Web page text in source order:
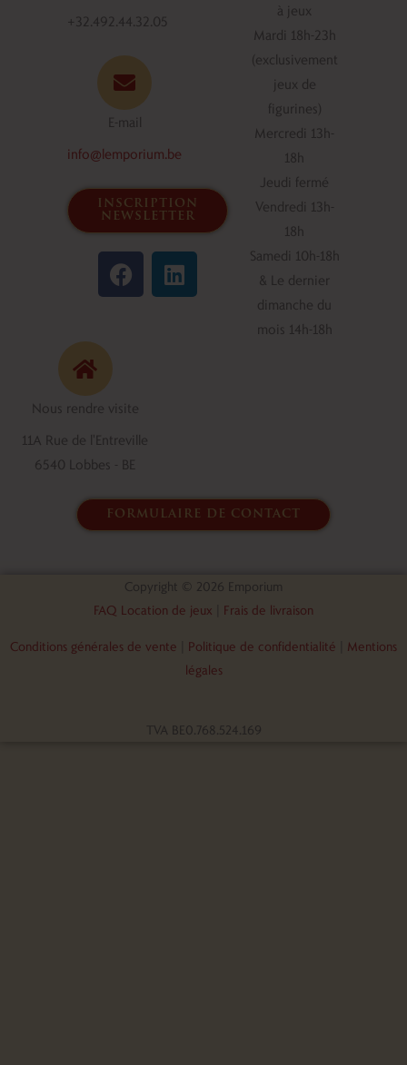
+32.492.44.32.05
E-mail
info@lemporium.be
inscription
newsletter
F
a
c
o
k
L
i
n
à jeux
Mardi 18h-23h
(exclusivement
jeux de
figurines)
Mercredi 13h-
18h
Jeudi fermé
Vendredi 13h-
18h
Samedi 10h-18h
& Le dernier
dimanche du
mois 14h-18h
Nous rendre visite
11A Rue de l'Entreville
6540 Lobbes - BE
formulaire de contact
Copyright © 2026 Emporium
FAQ Location de jeux
Frais de livraison
Conditions générales de vente Politique de confidentialité
Mentions
légales
TVA BE0.768.524.169